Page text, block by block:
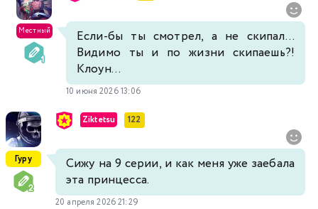
Местный
Если-бы ты смотрел, а не скипал...
Видимо ты и по жизни скипаешь?!
Клоун...
10 июня 2026 13:06
Гуру
Ziktetsu 122
Сижу на 9 серии, и как меня уже заeбала
эта принцесса.
20 апреля 2026 21:29